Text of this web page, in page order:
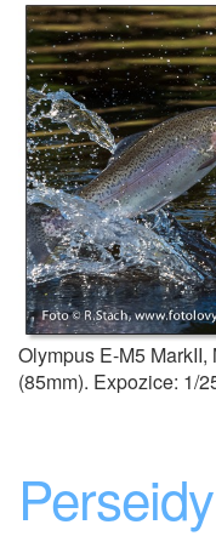
Olympus E-M5 MarkII,
(85mm). Expozice: 1/